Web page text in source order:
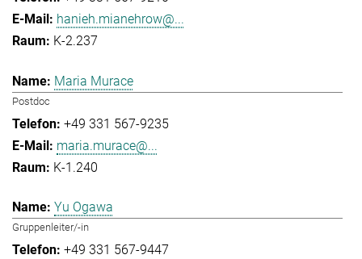
hanieh.mianehrow@...
K-2.237
Maria Murace
Postdoc
+49 331 567-9235
maria.murace@...
K-1.240
Yu Ogawa
Gruppenleiter/-in
+49 331 567-9447